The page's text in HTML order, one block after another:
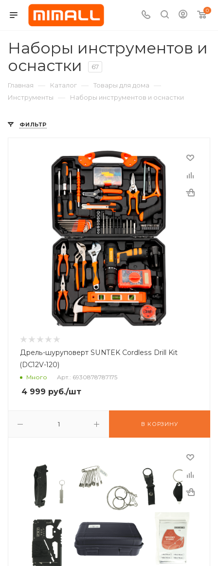
0
Наборы инструментов и
оснастки
67
Главная — Каталог — Товары для дома —
Инструменты — Наборы инструментов и оснастки
ФИЛЬТР
Дрель-шуруповерт SUNTEK Cordless Drill Kit
(DC12V-120)
Много Арт.: 6930878787175
4 999 руб./шт
В КОРЗИНУ